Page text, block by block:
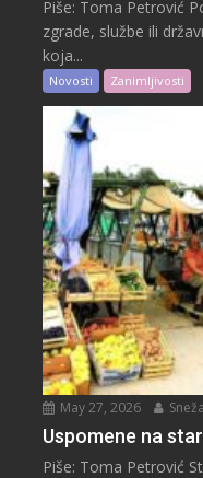
Piše: Toma Petrović
zgrade, službe ili
koja...
Novosti Zanimljivosti
May 27, 2026
Uspomene na
Piše: Toma Petrović